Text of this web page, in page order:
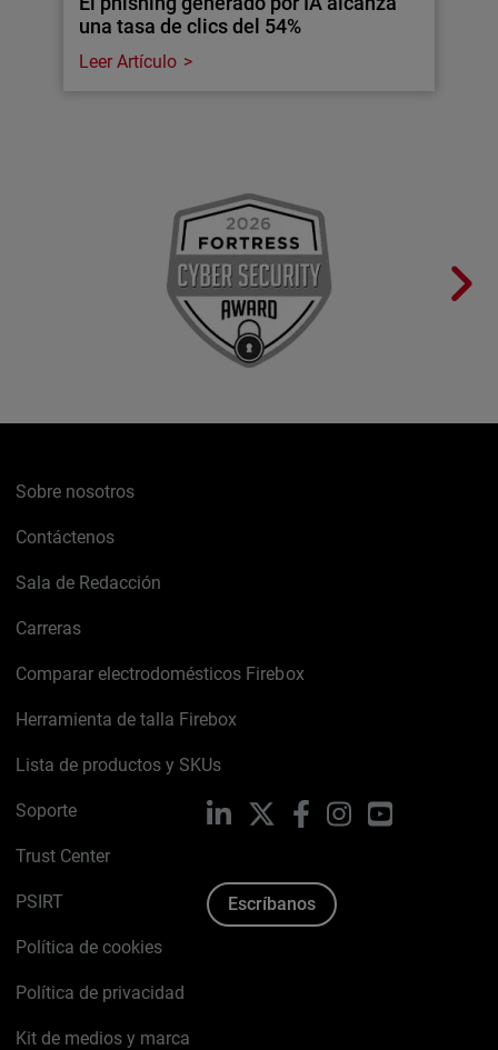
una tasa de clics del 54%
Leer Artículo
Sobre nosotros
Contáctenos
Sala de Redacción
Carreras
Comparar electrodomésticos Firebox
Herramienta de talla Firebox
Lista de productos y SKUs
Soporte
Trust Center
PSIRT
Política de cookies
Política de privacidad
Kit de medios y marca
LinkedIn FacebookInstagramYouTube
Escríbanos